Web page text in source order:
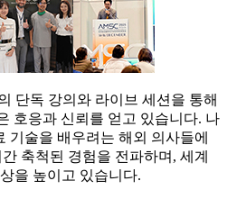
단독 강의와 라이브 세션을 통해
호응과 신뢰를 얻고 있습니다. 나
기술을 배우려는 해외 의사들에
축척된 경험을 전파하며, 세계
을 높이고 있습니다.